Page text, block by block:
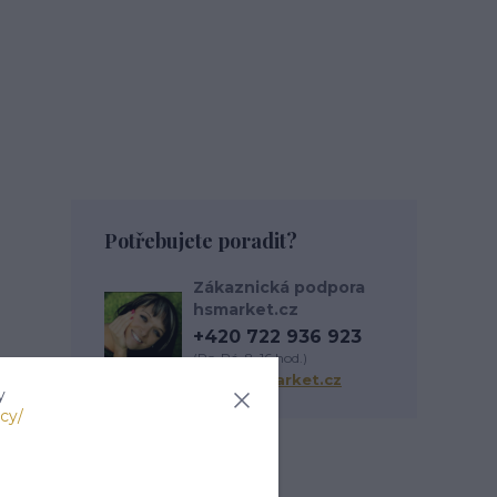
Potřebujete poradit?
Zákaznická podpora
hsmarket.cz
+420 722 936 923
(Po-Pá, 8-16 hod.)
info@hsmarket.cz